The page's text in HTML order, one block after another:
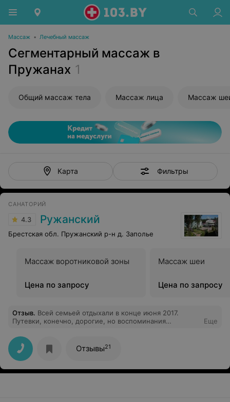
Массаж • Лечебный массаж
Сегментарный массаж в
Пружанах 1
Общий массаж тела Массаж лица Массаж
Карта Фильтры
САНАТОРИЙ
4.3 Ружанский
Брестская обл. Пружанский р-н д. Заполье
Массаж воротниковой зоны
Цена по запросу
Массаж шеи
Цена по запросу
Отзыв. Всей семьей отдыхали в конце июня 2017.
Путевки, конечно, дорогие, но воспоминания
похвалы. Хочу отметить горничных на 2 этаже 4 кор.,
Инну в кабинете э/лечения, официанток. Сосновый
воздух тоже лечит, инфраструктура санатория
продумана. Но есть замечания: 1) культмассовая
работа замыкается на детях, а взрослым тоже нужны
Еще
Отзывы21